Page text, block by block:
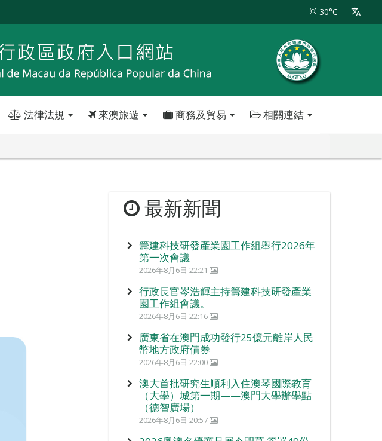
30°C
法律法規 來澳旅遊 商務及貿易 相關連結
最新新聞
籌建科技研發產業園工作組舉行2026年
第一次會議
2026年8月6日 22:21
行政長官岑浩輝主持籌建科技研發產業
園工作組會議。
2026年8月6日 22:16
廣東省在澳門成功發行25億元離岸人民
幣地方政府債券
2026年8月6日 22:00
澳大首批研究生順利入住澳琴國際教育
（大學）城第一期——澳門大學辦學點
（德智廣場）
2026年8月6日 20:57